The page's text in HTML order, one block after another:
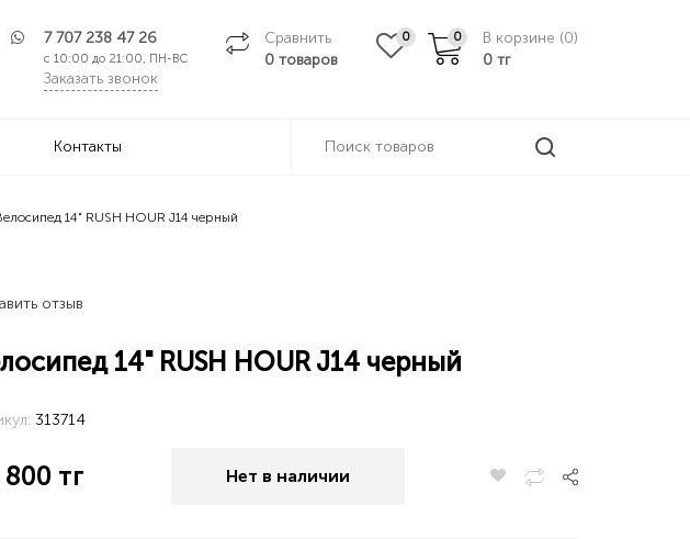
7 707 238 47 26
с 10:00 до 21:00, ПН-ВС
Заказать звонок
Сравнить
0 товаров
0 0 В корзине (0)
0 тг
Контакты
14" RUSH HOUR J14 черный
отзыв
14" RUSH HOUR J14 черный
313714
тг Нет в наличии